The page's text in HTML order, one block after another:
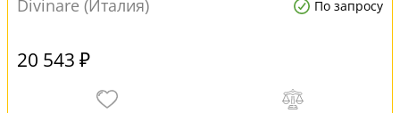
Divinare (Италия) По запросу
20 543 ₽